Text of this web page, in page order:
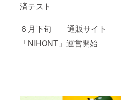
済テスト
６月下旬 通販サイト
「NIHONT」運営開始